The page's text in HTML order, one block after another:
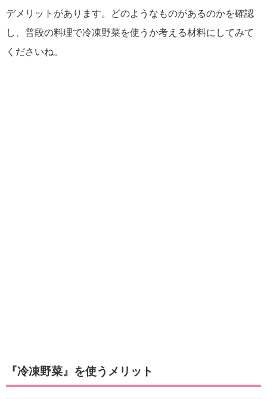
デメリットがあります。どのようなものがあるのかを確認
し、普段の料理で冷凍野菜を使うか考える材料にしてみて
くださいね。
『冷凍野菜』を使うメリット